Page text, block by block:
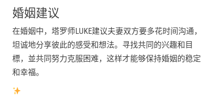
婚姻建议
在婚姻中，塔罗师LUKE建议夫妻双方要多花时间沟通，
坦诚地分享彼此的感受和想法。寻找共同的兴趣和目
標，並共同努力克服困难，这样才能够保持婚姻的稳定
和幸福。